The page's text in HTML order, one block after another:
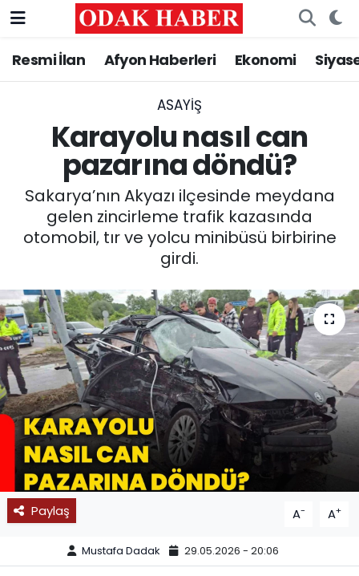
Resmi İlan Afyon Haberleri Ekonomi
ASAYİŞ
Karayolu nasıl can
pazarına döndü?
Sakarya’nın Akyazı ilçesinde meydana
gelen zincirleme trafik kazasında
otomobil, tır ve yolcu minibüsü birbirine
girdi.
Paylaş A- A+
Mustafa Dadak 29.05.2026 - 20:06
AFYONKARAHİSAR HABERLERİ
ASAYİŞ
GÜNCEL
SİYASET
MAGAZİN
SAĞLIK
SPOR
11:11 MANŞET
Nöbetçi Eczaneler
Trafik Durumu
Süper Lig Puan Durumu ve Fikstür
Tüm Manşetler
Son Dakika Haberleri
Haber Arşivi